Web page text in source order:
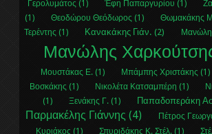
Γερολυμάτος (1)
Έφη Παπαργυρίου (1)
(1)
Θεοδώρου Θεόδωρος (1) Θωμακάκης
Τερέντης (1)
Κανακάκης Γιάν. (2)
Μανώλης
Μουστάκας Ε. (1) Μπάμπης Χριστάκης (1)
Βοσκάκης (1)
Νικολέτα Κατσαμπέρη (1)
(1)
Ξενάκης Γ. (1) Παπαδοπεράκη
Παρμακέλης Γιάννης (4) Πέτρος
Κυριάκος (1)
Σπυριδάκης Κ. Στέλ. (1)